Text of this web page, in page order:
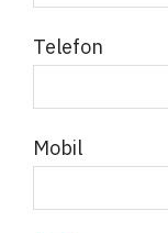
Telefon
Mobil